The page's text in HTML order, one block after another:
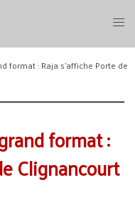
format : Raja s’affiche Porte de
format :
Clignancourt